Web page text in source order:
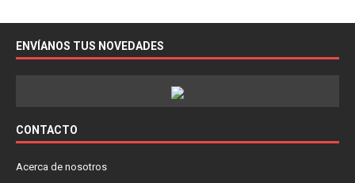
ENVÍANOS TUS NOVEDADES
CONTACTO
Acerca de nosotros